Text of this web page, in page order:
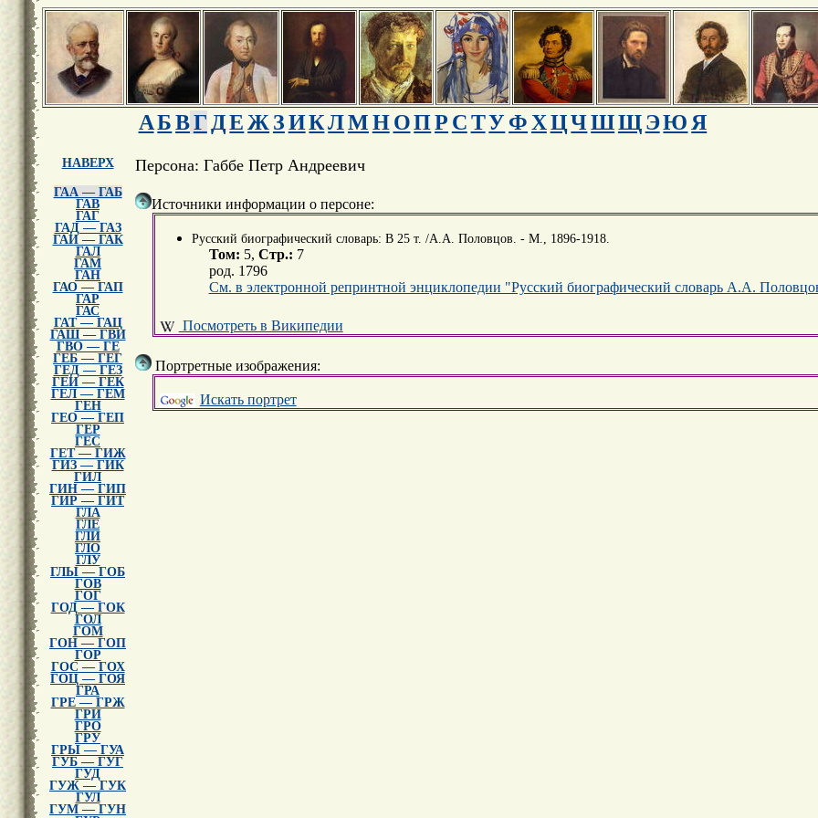
АБВГ ДЕ Ж ЗИКЛМН ОПР СТУФ ХЦЧШЩЭЮ Я
НАВЕРХ
ГАА — ГАБ
ГАВ
ГАГ
ГАД — ГАЗ
ГАИ — ГАК
ГАЛ
ГАМ
ГАН
ГАО — ГАП
ГАР
ГАС
ГАТ — ГАЦ
ГАШ — ГВИ
ГВО — ГЕ
ГЕБ — ГЕГ
ГЕД — ГЕЗ
ГЕИ — ГЕК
ГЕЛ — ГЕМ
ГЕН
ГЕО — ГЕП
ГЕР
ГЕС
ГЕТ — ГИЖ
ГИЗ — ГИК
ГИЛ
ГИН — ГИП
ГИР — ГИТ
ГЛА
ГЛЕ
ГЛИ
ГЛО
ГЛУ
ГЛЫ — ГОБ
ГОВ
ГОГ
ГОД — ГОК
ГОЛ
ГОМ
ГОН — ГОП
ГОР
ГОС — ГОХ
ГОЦ — ГОЯ
ГРА
ГРЕ — ГРЖ
ГРИ
ГРО
ГРУ
ГРЫ — ГУА
ГУБ — ГУГ
ГУД
ГУЖ — ГУК
ГУЛ
ГУМ — ГУН
Персона: Габбе Петр Андреевич
Источники информации о персоне:
Русский биографический словарь: В 25 т. /А.А. Половцов. - М., 1896-1918.
Том: 5, Стр.: 7
род. 1796
См. в электронной репринтной энциклопедии "Русский биографический словарь А.А.
Посмотреть в Википедии
Портретные изображения:
Искать портрет